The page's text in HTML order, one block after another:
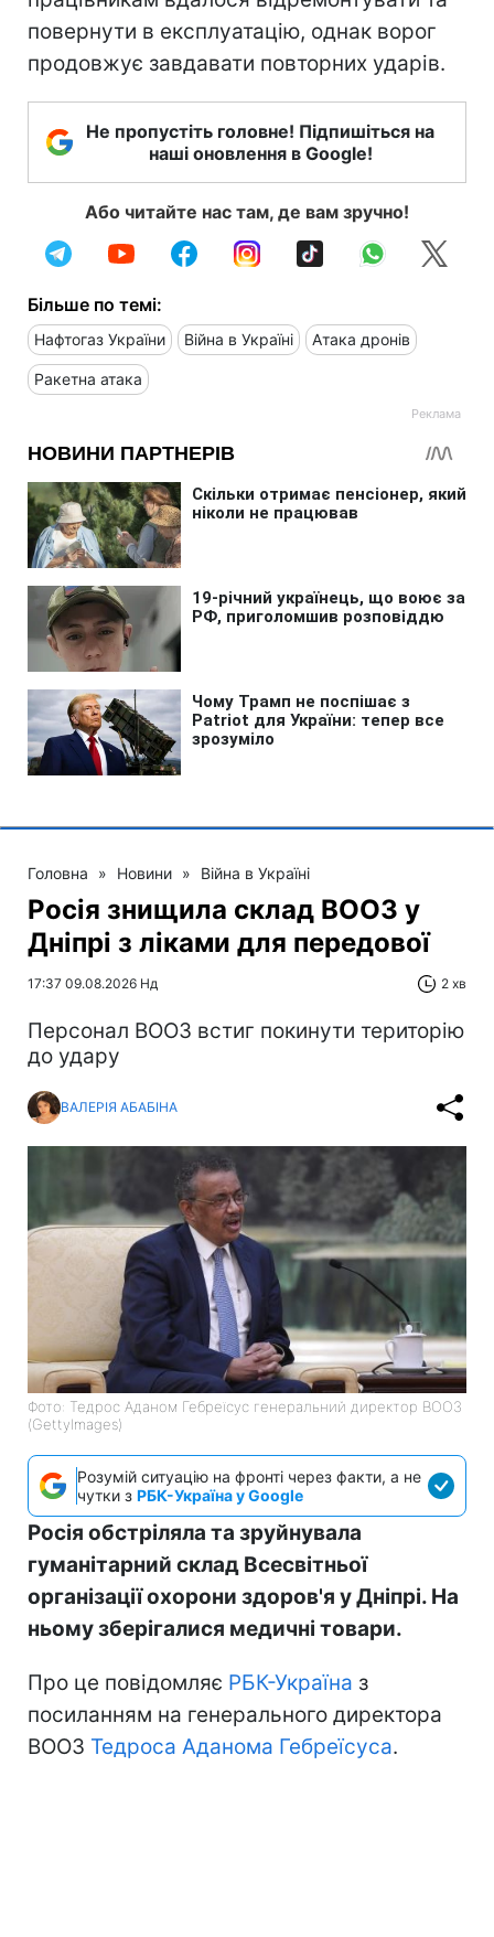
повернути в експлуатацію, однак ворог
продовжує завдавати повторних ударів.
Не пропустіть головне! Підпишіться на
наші оновлення в Google!
Або читайте нас там, де вам зручно!
Більше по темі:
Нафтогаз України Війна в Україні Атака дронів
Ракетна атака
Головна » Новини » Війна в Україні
Росія знищила склад ВООЗ у
Дніпрі з ліками для передової
17:37 09.08.2026 Нд 2 хв
Персонал ВООЗ встиг покинути територію
до удару
ВАЛЕРІЯ АБАБІНА
Фото: Тедрос Аданом Гебреїсус генеральний директор ВООЗ
(GettyImages)
Розумій ситуацію на фронті через факти, а не
чутки з РБК-Україна у Google
Росія обстріляла та зруйнувала
гуманітарний склад Всесвітньої
організації охорони здоров'я у Дніпрі. На
ньому зберігалися медичні товари.
Про це повідомляє РБК-Україна з
посиланням на генерального директора
ВООЗ Тедроса Аданома Гебреїсуса.